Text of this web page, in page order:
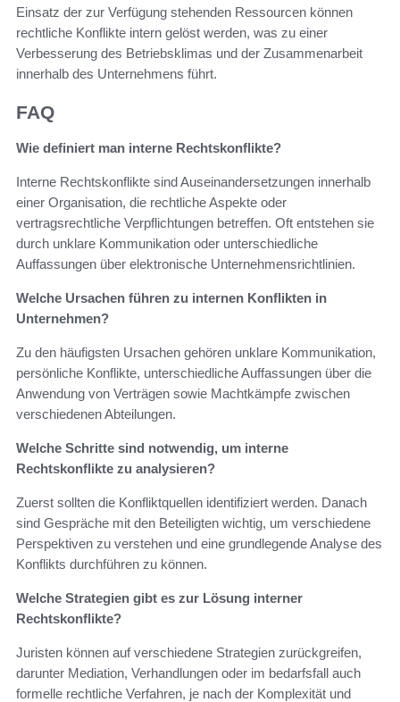
Einsatz der zur Verfügung stehenden Ressourcen können
rechtliche Konflikte intern gelöst werden, was zu einer
Verbesserung des Betriebsklimas und der Zusammenarbeit
innerhalb des Unternehmens führt.
FAQ
Wie definiert man interne Rechtskonflikte?
Interne Rechtskonflikte sind Auseinandersetzungen innerhalb
einer Organisation, die rechtliche Aspekte oder
vertragsrechtliche Verpflichtungen betreffen. Oft entstehen sie
durch unklare Kommunikation oder unterschiedliche
Auffassungen über elektronische Unternehmensrichtlinien.
Welche Ursachen führen zu internen Konflikten in
Unternehmen?
Zu den häufigsten Ursachen gehören unklare Kommunikation,
persönliche Konflikte, unterschiedliche Auffassungen über die
Anwendung von Verträgen sowie Machtkämpfe zwischen
verschiedenen Abteilungen.
Welche Schritte sind notwendig, um interne
Rechtskonflikte zu analysieren?
Zuerst sollten die Konfliktquellen identifiziert werden. Danach
sind Gespräche mit den Beteiligten wichtig, um verschiedene
Perspektiven zu verstehen und eine grundlegende Analyse des
Konflikts durchführen zu können.
Welche Strategien gibt es zur Lösung interner
Rechtskonflikte?
Juristen können auf verschiedene Strategien zurückgreifen,
darunter Mediation, Verhandlungen oder im bedarfsfall auch
formelle rechtliche Verfahren, je nach der Komplexität und